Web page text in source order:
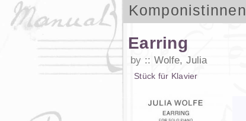
Komponistinnen
Earring
by Wolfe, Julia
Stück für Klavier